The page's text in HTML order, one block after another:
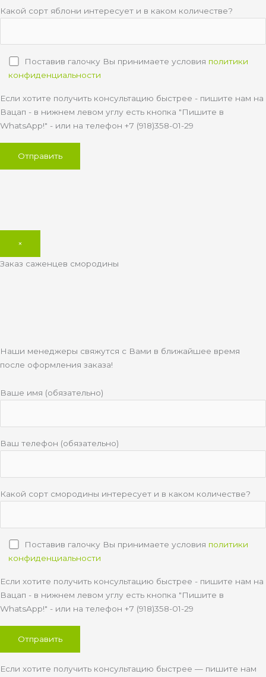
Какой сорт яблони интересует и в каком количестве?
Поставив галочку Вы принимаете условия политики
конфиденциальности
Если хотите получить консультацию быстрее - пишите нам на
Вацап - в нижнем левом углу есть кнопка "Пишите в
WhatsApp!" - или на телефон +7 (918)358-01-29
×
Заказ саженцев смородины
Наши менеджеры свяжутся с Вами в ближайшее время
после оформления заказа!
Ваше имя (обязательно)
Ваш телефон (обязательно)
Какой сорт смородины интересует и в каком количестве?
Поставив галочку Вы принимаете условия политики
конфиденциальности
Если хотите получить консультацию быстрее - пишите нам на
Вацап - в нижнем левом углу есть кнопка "Пишите в
WhatsApp!" - или на телефон +7 (918)358-01-29
Если хотите получить консультацию быстрее — пишите нам